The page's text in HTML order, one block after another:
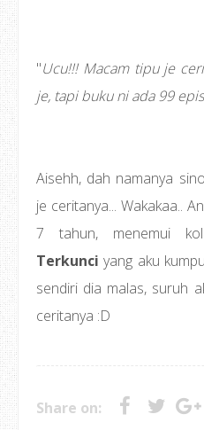
"Ucu!!! Macam tipu je
je, tapi buku ni ada 99
Aisehh, dah namanya
je ceritanya... Wakakaa..
7 tahun, menemui
Terkunci yang aku
sendiri dia malas, suruh
ceritanya :D
Share on: